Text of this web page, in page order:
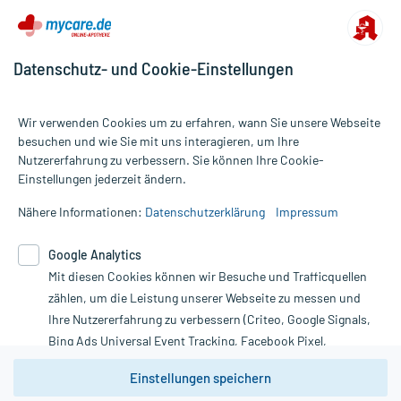
Alle Preise gelten inkl. MwSt., ggf. zzgl. Versandkosten
Informationen auf dieser Website werden ausschließlich für
die Untersuchung und Behandlung durch einen Arzt. Bitte
Therapien eingeleitet werden können. | Diese Webseite benutzt
Google Analytics. Lesen Sie bitte dazu die wichtigen Hinweise in
unserer Datenschutzerklärung. Für den Widerruf einer Bestellung
nutzen Sie das Formular:
Vertrag widerrufen
Datenschutz- und Cookie-Einstellungen
Wir verwenden Cookies um zu erfahren, wann Sie unsere Webseite
besuchen und wie Sie mit uns interagieren, um Ihre
Nutzererfahrung zu verbessern. Sie können Ihre Cookie-
Einstellungen jederzeit ändern.
Nähere Informationen: Datenschutzerklärung Impressum
Google Analytics
Mit diesen Cookies können wir Besuche und Trafficquellen
zählen, um die Leistung unserer Webseite zu messen und
Ihre Nutzererfahrung zu verbessern (Criteo, Google Signals,
Bing Ads Universal Event Tracking, Facebook Pixel,
Youtube-Social Plugin).
Wir weisen darauf hin, dass die
Einstellungen speichern